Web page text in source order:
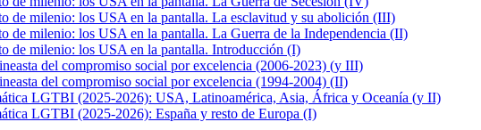
de milenio: los USA en la pantalla. La esclavitud y su abolición (III)
de milenio: los USA en la pantalla. La Guerra de la Independencia (II)
de milenio: los USA en la pantalla. Introducción (I)
del compromiso social por excelencia (2006-2023) (y III)
del compromiso social por excelencia (1994-2004) (II)
LGTBI (2025-2026): USA, Latinoamérica, Asia, África y Oceanía (y II)
LGTBI (2025-2026): España y resto de Europa (I)